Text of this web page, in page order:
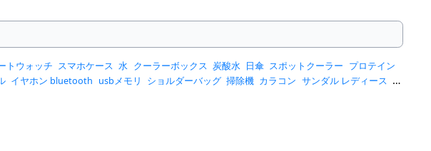
トウォッチ スマホケース 水 クーラーボックス 炭酸水 日傘 スポットクーラー プロテイン
イヤホン bluetooth usbメモリ ショルダーバッグ 掃除機 カラコン サンダル レディース ス